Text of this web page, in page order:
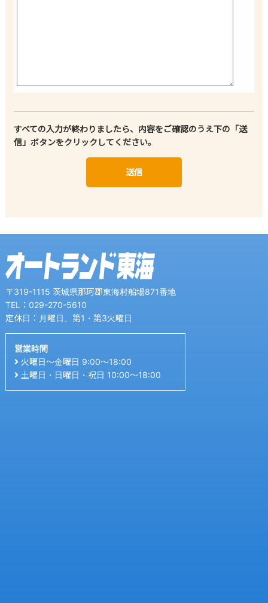
すべての入力が終わりましたら、内容をご確認のうえ下の「送
信」ボタンをクリックしてください。
〒319-1115 茨城県那珂郡東海村船場871番地
TEL：029-270-5610
定休日：月曜日、第1・第3火曜日
営業時間
火曜日〜金曜日 9:00〜18:00
土曜日・日曜日・祝日 10:00〜18:00